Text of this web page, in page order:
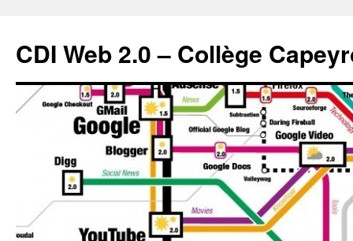
CDI Web 2.0 – Collège